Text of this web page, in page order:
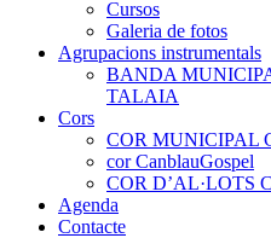
Cursos
Galeria de fotos
Agrupacions instrumentals
BANDA
TALAIA
Cors
COR MUNICIPAL
cor CanblauGospel
COR D’AL·LOTS
Agenda
Contacte